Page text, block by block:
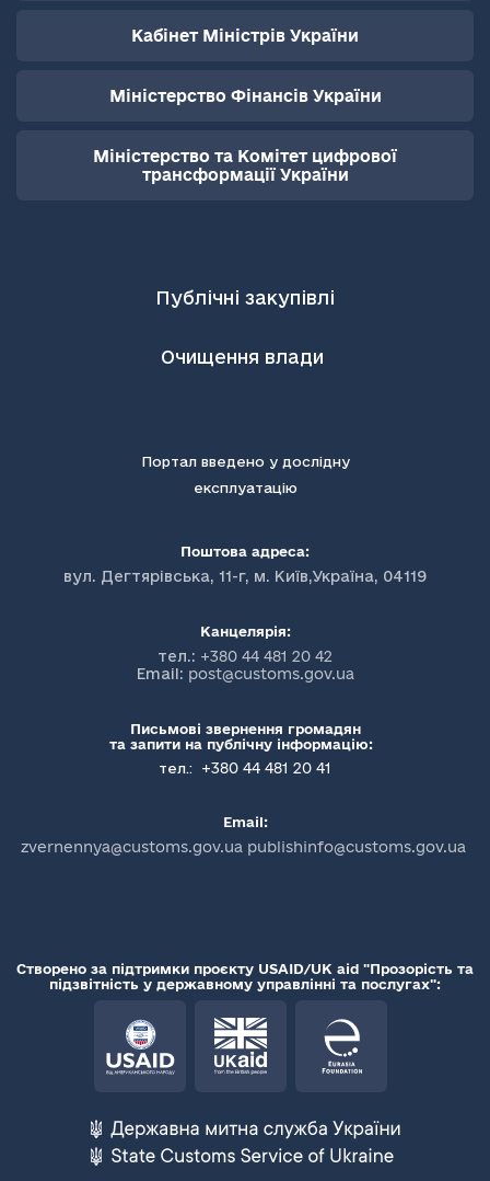
Кабінет Міністрів України
Міністерство Фінансів України
Міністерство та Комітет цифрової
трансформації України
Публічні закупівлі
Очищення влади
Портал введено у дослідну
експлуатацію
Поштова адреса:
вул. Дегтярівська, 11-г, м. Київ,Україна, 04119
Канцелярія:
тел.: +380 44 481 20 42
Email: post@customs.gov.ua
Письмові звернення громадян
та запити на публічну інформацію:
тел.:
+380 44 481 20 41
Email:
zvernennya@customs.gov.ua publishinfo@customs.gov.ua
Створено за підтримки проєкту USAID/UK aid "Прозорість та
підзвітність у державному управлінні та послугах":